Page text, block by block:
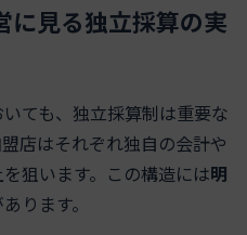
に見る独立採算の実
ても、独立採算制は重要な
店はそれぞれ独自の会計や
狙います。この構造には明
ります。